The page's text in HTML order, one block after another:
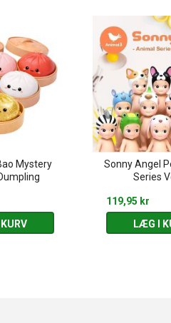
Mystery
Sonny Angel
Series
119,95 kr
LÆG I